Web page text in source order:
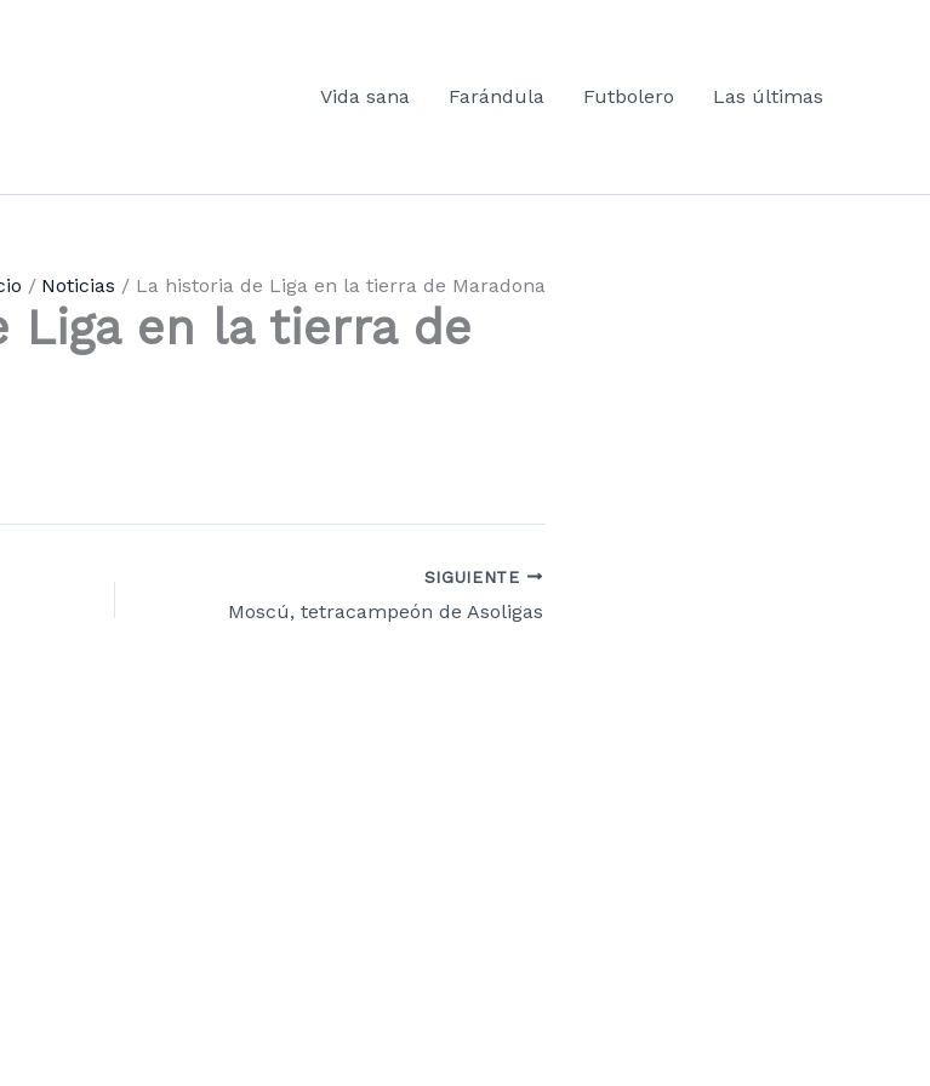
Vida sana
Farándula Futbolero Las últimas
Noticias La historia de Liga en la tierra de Maradona
Liga en la tierra de
SIGUIENTE
Moscú, tetracampeón de Asoligas